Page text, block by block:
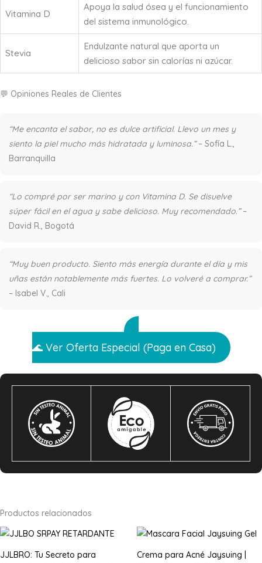
Vitamina D
Apoya la salud ósea y el funcionamiento
del sistema inmunológico.
Stevia
Endulzante natural que aporta un
delicioso sabor sin calorías ni azúcar.
💬 Opiniones Reales de Clientes
“Me encanta el sabor, no es dulce artificial. Llevo un mes y
siento la piel mucho más hidratada y luminosa.”– Sofía L.,
Barranquilla
“Lo compré por ser marino y con Vitamina D. Se disuelve
súper fácil en el agua y sabe delicioso. Muy recomendado.”–
David R., Bogotá
“Muy buen producto. Siento más energía durante el día y mis
uñas están notablemente más fuertes. Lo volveré a comprar.”
– Isabel V., Cali
🌊 Ver Oferta Especial (Paga en Casa)
Productos relacionados
JJLBRO: Tu Secreto para
Crema para Acné Jaysuing |